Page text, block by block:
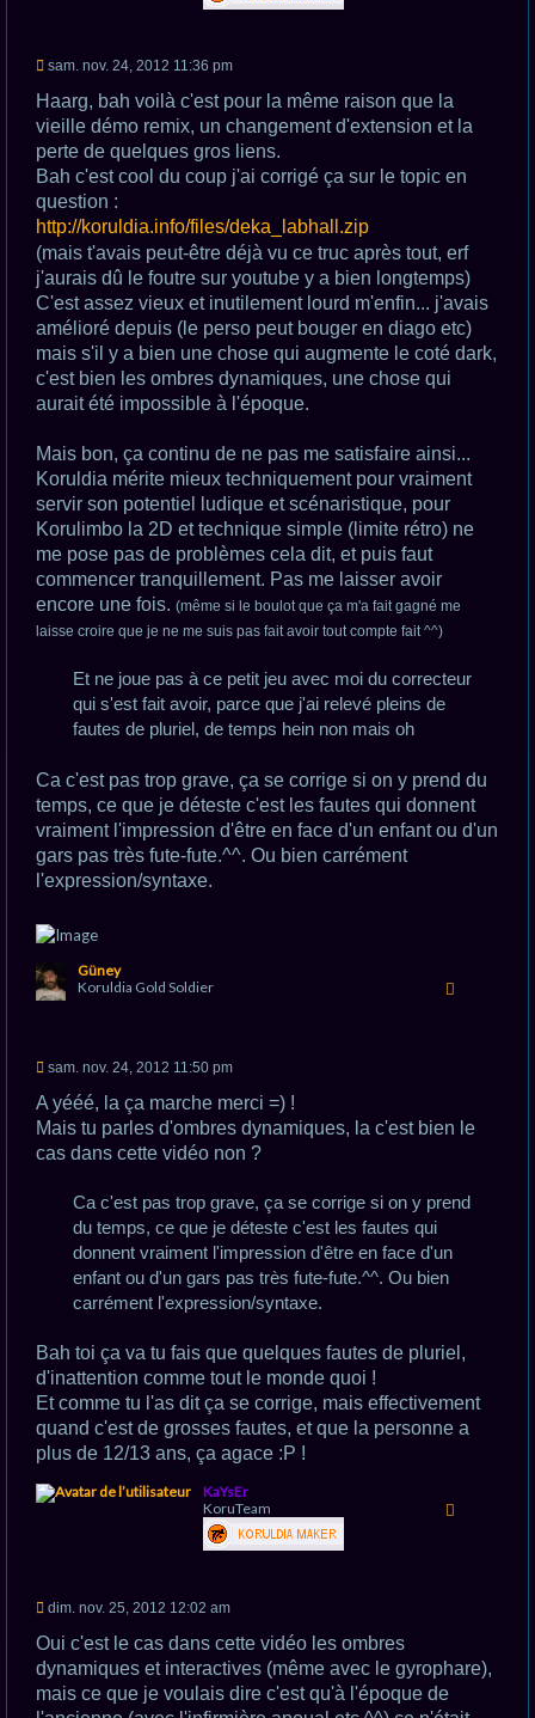
M
s
s
a
g
e
n
o
n
l
u
sam. nov. 24, 2012 11:36 pm
Haarg, bah voilà c'est pour la même raison que la
vieille démo remix, un changement d'extension et la
perte de quelques gros liens.
Bah c'est cool du coup j'ai corrigé ça sur le topic en
question :
http://koruldia.info/files/deka_labhall.zip
(mais t'avais peut-être déjà vu ce truc après tout, erf
j'aurais dû le foutre sur youtube y a bien longtemps)
C'est assez vieux et inutilement lourd m'enfin... j'avais
amélioré depuis (le perso peut bouger en diago etc)
mais s'il y a bien une chose qui augmente le coté dark,
c'est bien les ombres dynamiques, une chose qui
aurait été impossible à l'époque.
Mais bon, ça continu de ne pas me satisfaire ainsi...
Koruldia mérite mieux techniquement pour vraiment
servir son potentiel ludique et scénaristique, pour
Korulimbo la 2D et technique simple (limite rétro) ne
me pose pas de problèmes cela dit, et puis faut
commencer tranquillement. Pas me laisser avoir
encore une fois. (même si le boulot que ça m'a fait gagné me
laisse croire que je ne me suis pas fait avoir tout compte fait ^^)
Et ne joue pas à ce petit jeu avec moi du correcteur
qui s'est fait avoir, parce que j'ai relevé pleins de
fautes de pluriel, de temps hein non mais oh
Ca c'est pas trop grave, ça se corrige si on y prend du
temps, ce que je déteste c'est les fautes qui donnent
vraiment l'impression d'être en face d'un enfant ou d'un
gars pas très fute-fute.^^. Ou bien carrément
l'expression/syntaxe.
Güney
Koruldia Gold Soldier
M
s
a
g
sam. nov. 24, 2012 11:50 pm
A yééé, la ça marche merci =) !
Mais tu parles d'ombres dynamiques, la c'est bien le
cas dans cette vidéo non ?
Ca c'est pas trop grave, ça se corrige si on y prend
du temps, ce que je déteste c'est les fautes qui
donnent vraiment l'impression d'être en face d'un
enfant ou d'un gars pas très fute-fute.^^. Ou bien
carrément l'expression/syntaxe.
Bah toi ça va tu fais que quelques fautes de pluriel,
d'inattention comme tout le monde quoi !
Et comme tu l'as dit ça se corrige, mais effectivement
quand c'est de grosses fautes, et que la personne a
plus de 12/13 ans, ça agace :P !
KaYsEr
KoruTeam
M
s
a
g
dim. nov. 25, 2012 12:02 am
Oui c'est le cas dans cette vidéo les ombres
dynamiques et interactives (même avec le gyrophare),
mais ce que je voulais dire c'est qu'à l'époque de